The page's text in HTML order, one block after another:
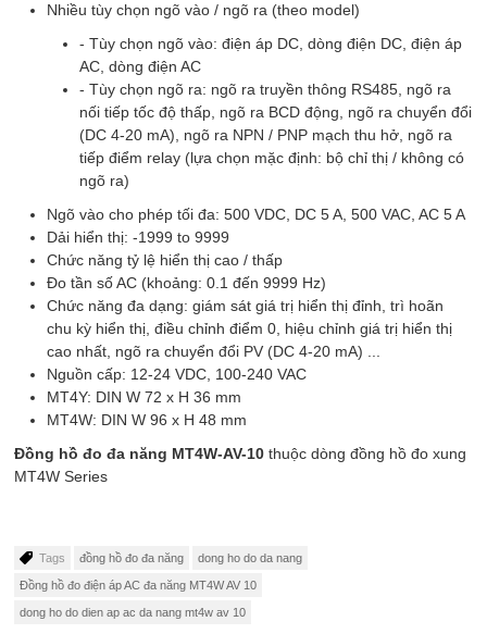
Nhiều tùy chọn ngõ vào / ngõ ra (theo model)
- Tùy chọn ngõ vào: điện áp DC, dòng điện DC, điện áp
AC, dòng điện AC
- Tùy chọn ngõ ra: ngõ ra truyền thông RS485, ngõ ra
nối tiếp tốc độ thấp, ngõ ra BCD động, ngõ ra chuyển đổi
(DC 4-20 mA), ngõ ra NPN / PNP mạch thu hở, ngõ ra
tiếp điểm relay (lựa chọn mặc định: bộ chỉ thị / không có
ngõ ra)
Ngõ vào cho phép tối đa: 500 VDC, DC 5 A, 500 VAC, AC 5 A
Dải hiển thị: -1999 to 9999
Chức năng tỷ lệ hiển thị cao / thấp
Đo tần số AC (khoảng: 0.1 đến 9999 Hz)
Chức năng đa dạng: giám sát giá trị hiển thị đỉnh, trì hoãn
chu kỳ hiển thị, điều chỉnh điểm 0, hiệu chỉnh giá trị hiển thị
cao nhất, ngõ ra chuyển đổi PV (DC 4-20 mA) ...
Nguồn cấp: 12-24 VDC, 100-240 VAC
MT4Y: DIN W 72 x H 36 mm
MT4W: DIN W 96 x H 48 mm
Đồng hồ đo đa năng MT4W-AV-10 thuộc dòng đồng hồ đo xung
MT4W Series
Tags đồng hồ đo đa năng dong ho do da nang
Đồng hồ đo điện áp AC đa năng MT4W AV 10
dong ho do dien ap ac da nang mt4w av 10